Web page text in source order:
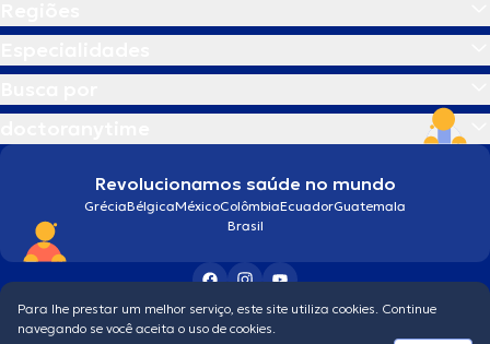
Revolucionamos saúde no mundo
GréciaBélgicaMéxicoColômbiaEcuadorGuatemala
Brasil
Condições gerais
Para lhe prestar um melhor serviço, este site utiliza cookies. Continue
navegando se você aceita o uso de cookies.